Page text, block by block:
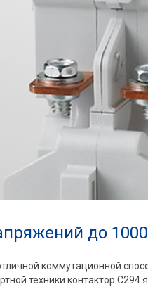
до
коммутационной
техники контактор